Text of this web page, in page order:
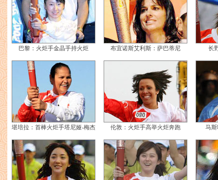
巴黎：火炬手金晶手持火炬 布宜诺斯艾利斯：萨巴蒂尼 长
堪培拉：首棒火炬手塔尼娅-梅杰 伦敦：火炬手高举火炬奔跑 马